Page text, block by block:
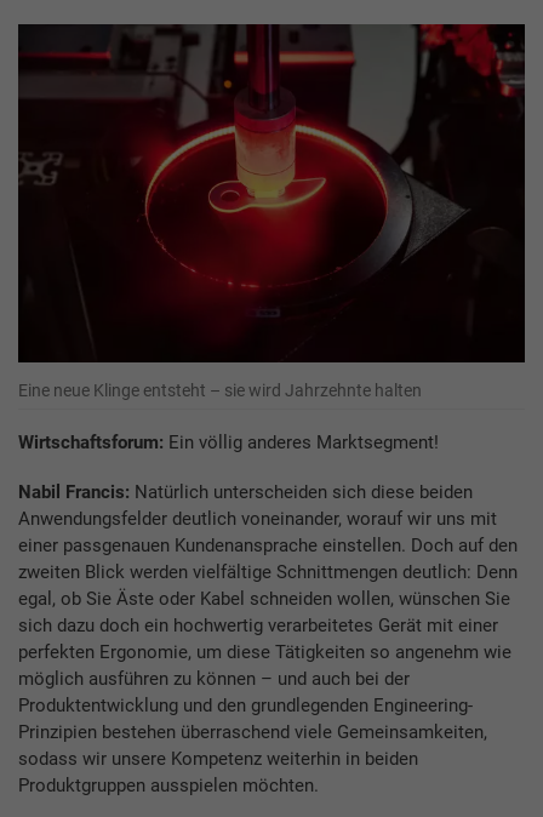
Eine neue Klinge entsteht – sie wird Jahrzehnte halten
Wirtschaftsforum: Ein völlig anderes Marktsegment!
Nabil Francis: Natürlich unterscheiden sich diese beiden
Anwendungsfelder deutlich voneinander, worauf wir uns mit
einer passgenauen Kundenansprache einstellen. Doch auf den
zweiten Blick werden vielfältige Schnittmengen deutlich: Denn
egal, ob Sie Äste oder Kabel schneiden wollen, wünschen Sie
sich dazu doch ein hochwertig verarbeitetes Gerät mit einer
perfekten Ergonomie, um diese Tätigkeiten so angenehm wie
möglich ausführen zu können – und auch bei der
Produktentwicklung und den grundlegenden Engineering-
Prinzipien bestehen überraschend viele Gemeinsamkeiten,
sodass wir unsere Kompetenz weiterhin in beiden
Produktgruppen ausspielen möchten.